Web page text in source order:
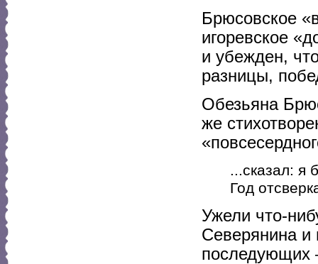
Брюсовское
игоревское
и убежден,
разницы,
Обезьяна
же
...сказал: я
Год
Ужели что-
Северянина и
последующих